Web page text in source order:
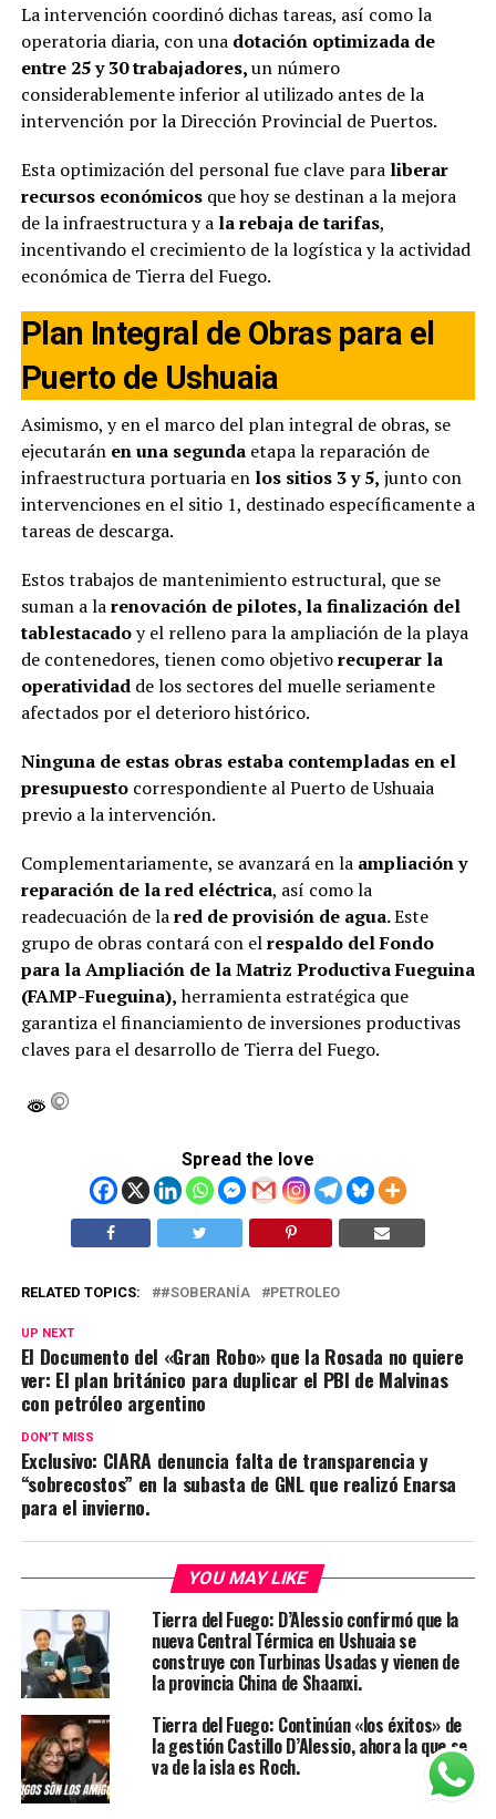
La intervención coordinó dichas tareas, así como la
operatoria diaria, con una dotación optimizada de
entre 25 y 30 trabajadores,un número
considerablemente inferior al utilizado antes de la
intervención por la Dirección Provincial de Puertos.
Esta optimización del personal fue clave para liberar
recursos económicosque hoy se destinan a la mejora
de la infraestructura y a la rebaja de tarifas,
incentivando el crecimiento de la logística y la actividad
económica de Tierra del Fuego.
Plan Integral de Obras para el
Puerto de Ushuaia
Asimismo, y en el marco del plan integral de obras, se
ejecutarán en una segundaetapa la reparación de
infraestructura portuaria enlos sitios 3 y 5, junto con
intervenciones en el sitio 1, destinado específicamente a
tareas de descarga.
Estos trabajos de mantenimiento estructural, que se
suman a larenovación de pilotes, la finalización del
tablestacadoy el relleno para la ampliación de la playa
de contenedores, tienen como objetivorecuperar la
operatividadde los sectores del muelle seriamente
afectados por el deterioro histórico.
Ninguna de estas obras estaba contempladas en el
presupuestocorrespondiente al Puerto de Ushuaia
previo a la intervención.
Complementariamente, se avanzará en laampliación y
reparación de la red eléctrica, así como la
readecuación de lared de provisión de agua.Este
grupo de obras contará con elrespaldo del Fondo
para la Ampliación de la Matriz Productiva Fueguina
(FAMP-Fueguina),herramienta estratégica que
garantiza el financiamiento de inversiones productivas
claves para el desarrollo de Tierra del Fuego.
Spread the love
RELATED TOPICS: #SOBERANÍA PETROLEO
UP NEXT
El Documento del «Gran Robo» que la Rosada no quiere
ver: El plan británico para duplicar el PBI de Malvinas
con petróleo argentino
DON'T MISS
Exclusivo: CIARA denuncia falta de transparencia y
“sobrecostos” en la subasta de GNL que realizó Enarsa
para el invierno.
YOU MAY LIKE
Tierra del Fuego: D’Alessio confirmó que la
nueva Central Térmica en Ushuaia se
construye con Turbinas Usadas y vienen de
la provincia China de Shaanxi.
Tierra del Fuego: Continúan «los éxitos» de
la gestión Castillo D’Alessio, ahora la que se
va de la isla es Roch.